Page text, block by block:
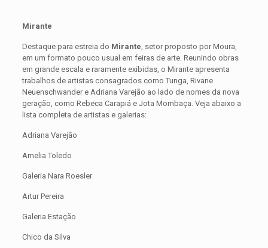
Mirante
Destaque para estreia do Mirante , setor proposto por Moura,
em um formato pouco usual em feiras de arte. Reunindo obras
em grande escala e raramente exibidas, o Mirante apresenta
trabalhos de artistas consagrados como Tunga, Rivane
Neuenschwander e Adriana Varejão ao lado de nomes da nova
geração, como Rebeca Carapiá e Jota Mombaça. Veja abaixo a
lista completa de artistas e galerias:
Adriana Varejão
Amelia Toledo
Galeria Nara Roesler
Artur Pereira
Galeria Estação
Chico da Silva